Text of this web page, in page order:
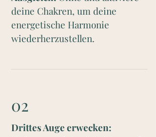
deine Chakren, um deine
energetische Harmonie
wiederherzustellen.
02
Drittes Auge erwecken: